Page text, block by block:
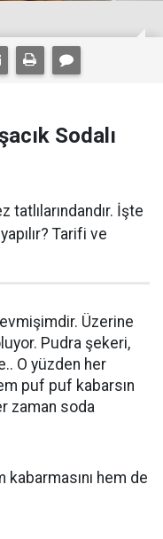
Sodalı
tatlılarındandır. İşte
Tarifi ve
Üzerine
Pudra şekeri,
O yüzden her
puf puf kabarsın
zaman soda
hem de